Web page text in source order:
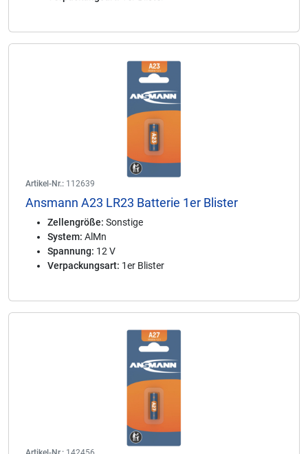
Artikel-Nr.: 112639
Ansmann A23 LR23 Batterie 1er Blister
Zellengröße: Sonstige
System: AlMn
Spannung: 12 V
Verpackungsart: 1er Blister